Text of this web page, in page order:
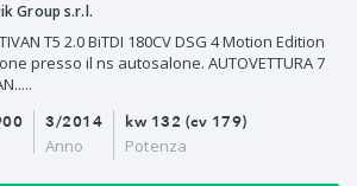
Group s.r.l.
T5 2.0 BiTDI 180CV DSG 4 Motion Edition
presso il ns autosalone. AUTOVETTURA 7
3/2014
Anno
kw 132 (cv 179)
Potenza